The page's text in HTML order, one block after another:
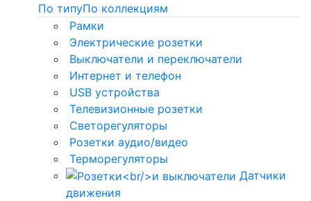
По типуПо коллекциям
Рамки
Электрические розетки
Выключатели и переключатели
Интернет и телефон
USB устройства
Телевизионные розетки
Светорегуляторы
Розетки аудио/видео
Терморегуляторы
Датчики
движения